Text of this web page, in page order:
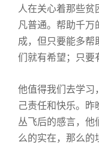
人在关心着那些
凡普通。帮助千
成，但只要能多
们就有希望；只
他值得我们去学习
己责任和快乐。昨
丛飞后的感言，他
么的实在，那么的